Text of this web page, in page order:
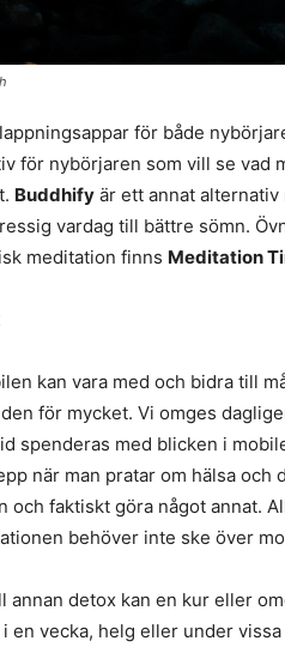
för både
för nybörjaren som vill se vad
Buddhify är ett annat
vardag till bättre sömn.
meditation finns Meditation
kan vara med och bidra till
för mycket. Vi omges
spenderas med blicken i
när man pratar om hälsa
och faktiskt göra något annat.
behöver inte ske över
annan detox kan en kur eller
en vecka, helg eller under